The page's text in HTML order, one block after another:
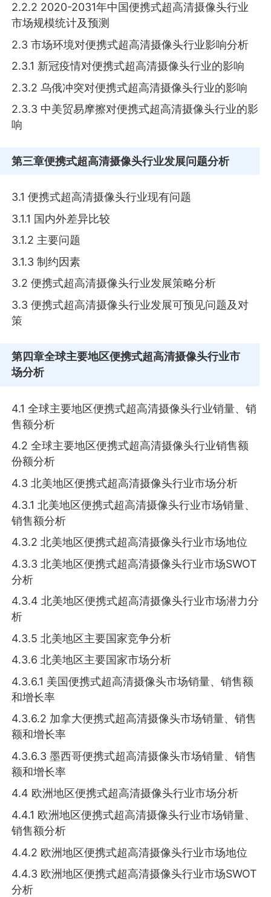
2.2.2 2020-2031年中国便携式超高清摄像头行业
市场规模统计及预测
2.3 市场环境对便携式超高清摄像头行业影响分析
2.3.1 新冠疫情对便携式超高清摄像头行业的影响
2.3.2 乌俄冲突对便携式超高清摄像头行业的影响
2.3.3 中美贸易摩擦对便携式超高清摄像头行业的影
响
第三章便携式超高清摄像头行业发展问题分析
3.1 便携式超高清摄像头行业现有问题
3.1.1 国内外差异比较
3.1.2 主要问题
3.1.3 制约因素
3.2 便携式超高清摄像头行业发展策略分析
3.3 便携式超高清摄像头行业发展可预见问题及对
策
第四章全球主要地区便携式超高清摄像头行业市
场分析
4.1 全球主要地区便携式超高清摄像头行业销量、销
售额分析
4.2 全球主要地区便携式超高清摄像头行业销售额
份额分析
4.3 北美地区便携式超高清摄像头行业市场分析
4.3.1 北美地区便携式超高清摄像头行业市场销量、
销售额分析
4.3.2 北美地区便携式超高清摄像头行业市场地位
4.3.3 北美地区便携式超高清摄像头行业市场SWOT
分析
4.3.4 北美地区便携式超高清摄像头行业市场潜力分
析
4.3.5 北美地区主要国家竞争分析
4.3.6 北美地区主要国家市场分析
4.3.6.1 美国便携式超高清摄像头市场销量、销售额
和增长率
4.3.6.2 加拿大便携式超高清摄像头市场销量、销售
额和增长率
4.3.6.3 墨西哥便携式超高清摄像头市场销量、销售
额和增长率
4.4 欧洲地区便携式超高清摄像头行业市场分析
4.4.1 欧洲地区便携式超高清摄像头行业市场销量、
销售额分析
4.4.2 欧洲地区便携式超高清摄像头行业市场地位
4.4.3 欧洲地区便携式超高清摄像头行业市场SWOT
分析